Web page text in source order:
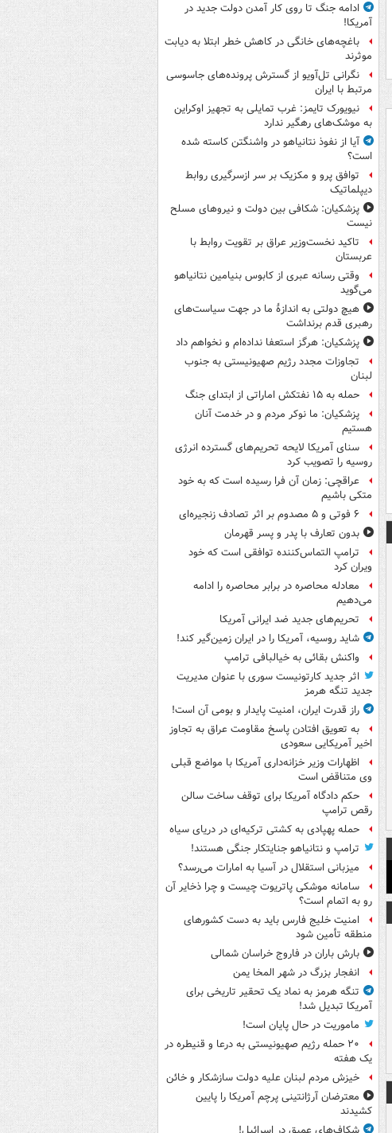
ادامه جنگ تا روی کار آمدن دولت جدید در
آمریکا!
باغچه‌های خانگی در کاهش خطر ابتلا به دیابت
موثرند
نگرانی تل‌آویو از گسترش پرونده‌های جاسوسی
مرتبط با ایران
نیویورک تایمز: غرب تمایلی به تجهیز اوکراین
به موشک‌های رهگیر ندارد
آیا از نفوذ نتانیاهو در واشنگتن کاسته شده
است؟
توافق پرو و مکزیک بر سر ازسرگیری روابط
دیپلماتیک
پزشکیان: شکافی بین دولت و نیروهای مسلح
نیست
تاکید نخست‌وزیر عراق بر تقویت روابط با
عربستان
وقتی رسانه عبری از کابوس بنیامین نتانیاهو
می‌گوید
هیچ دولتی به اندازۀ ما در جهت سیاست‌های
رهبری قدم برنداشت
پزشکیان: هرگز استعفا نداده‌ام و نخواهم داد
تجاوزات مجدد رژیم صهیونیستی به جنوب
لبنان
حمله به ۱۵ نفتکش‌ اماراتی از ابتدای جنگ
پزشکیان: ما نوکر مردم و در خدمت آنان
هستیم
سنای آمریکا لایحه تحریم‌های گسترده انرژی
روسیه را تصویب کرد
عراقچی: زمان آن فرا رسیده است که به خود
متکی باشیم
۶ فوتی و ۵ مصدوم بر اثر تصادف زنجیره‌ای
بدون تعارف با پدر و پسر قهرمان
ترامپ التماس‌کننده توافقی است که خود
ویران کرد
معادله محاصره در برابر محاصره را ادامه
می‌دهیم
تحریم‌های جدید ضد ایرانی آمریکا
شاید روسیه، آمریکا را در ایران زمین‌گیر کند!
واکنش بقائی به خیالبافی ترامپ
اثر جدید کارتونیست سوری با عنوان مدیریت
جدید تنگه هرمز
راز قدرت ایران، امنیت پایدار و بومی آن است!
به تعویق افتادن پاسخ مقاومت عراق به تجاوز
اخیر آمریکایی سعودی
اظهارات وزیر خزانه‌داری آمریکا با مواضع قبلی
وی متناقض است
حکم دادگاه آمریکا برای توقف ساخت سالن
رقص ترامپ
حمله پهپادی به کشتی ترکیه‌ای در دریای سیاه
ترامپ و نتانیاهو جنایتکار جنگی هستند!
میزبانی استقلال در آسیا به امارات می‌رسد؟
سامانه موشکی پاتریوت چیست و چرا ذخایر آن
رو به اتمام است؟
امنیت خلیج فارس باید به دست کشورهای
منطقه تأمین شود
بارش باران در فاروج خراسان شمالی
انفجار بزرگ در شهر المخا یمن
تنگه هرمز به نماد یک تحقیر تاریخی برای
آمریکا تبدیل شد!
ماموریت در حال پایان است!
۲۰ حمله رژیم صهیونیستی به درعا و قنیطره در
یک هفته
خیزش مردم لبنان علیه دولت سازشکار و خائن
معترضان آرژانتینی پرچم آمریکا را پایین
کشیدند